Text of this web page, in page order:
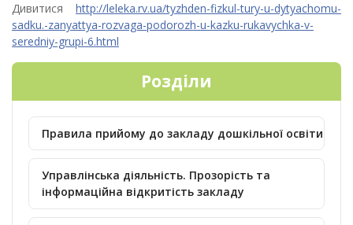
Дивитися http://leleka.rv.ua/tyzhden-fizkul-tury-u-dytyachomu-
sadku.-zanyattya-rozvaga-podorozh-u-kazku-rukavychka-v-
seredniy-grupi-6.html
Розділи
Правила прийому до закладу дошкільної освіти
Управлінська діяльність. Прозорість та
інформаційна відкритість закладу